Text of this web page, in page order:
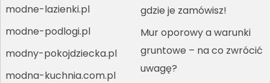
modne-lazienki.pl
modne-podlogi.pl
modny-pokojdziecka.pl
modna-kuchnia.com.pl
gdzie je zamówisz!
Mur oporowy a warunki
gruntowe – na co zwrócić
uwagę?